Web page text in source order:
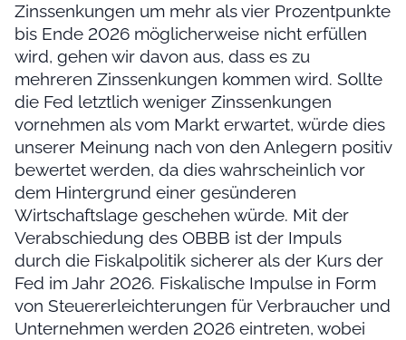
Zinssenkungen um mehr als vier Prozentpunkte
bis Ende 2026 möglicherweise nicht erfüllen
wird, gehen wir davon aus, dass es zu
mehreren Zinssenkungen kommen wird. Sollte
die Fed letztlich weniger Zinssenkungen
vornehmen als vom Markt erwartet, würde dies
unserer Meinung nach von den Anlegern positiv
bewertet werden, da dies wahrscheinlich vor
dem Hintergrund einer gesünderen
Wirtschaftslage geschehen würde. Mit der
Verabschiedung des OBBB ist der Impuls
durch die Fiskalpolitik sicherer als der Kurs der
Fed im Jahr 2026. Fiskalische Impulse in Form
von Steuererleichterungen für Verbraucher und
Unternehmen werden 2026 eintreten, wobei